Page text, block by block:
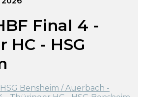
Final 4 -
HC - HSG